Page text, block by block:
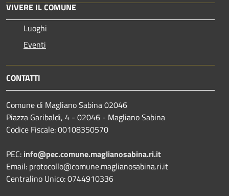
VIVERE IL COMUNE
Luoghi
Eventi
CONTATTI
Comune di Magliano Sabina 02046
Piazza Garibaldi, 4 - 02046 - Magliano Sabina
Codice Fiscale: 00108350570
PEC: info@pec.comune.maglianosabina.ri.it
Email: protocollo@comune.maglianosabina.ri.it
Centralino Unico: 0744910336